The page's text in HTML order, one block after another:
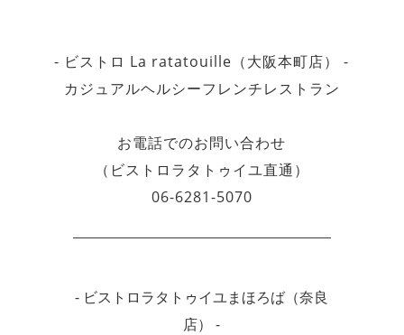
- ビストロ La ratatouille（大阪本町店） -
カジュアルヘルシーフレンチレストラン
お電話でのお問い合わせ
（ビストロラタトゥイユ直通）
06-6281-5070
- ビストロラタトゥイユまほろば（奈良
店） -